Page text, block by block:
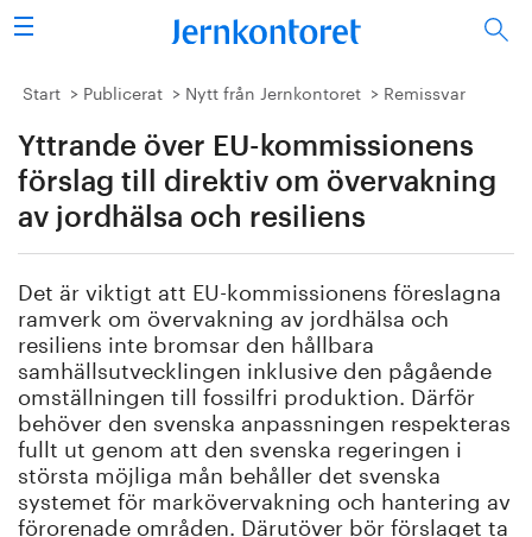
Sök
Stålindustrin
Vision 2050
Forskning/utbildning
Vi tycker
Publicerat
Bildbank
Om oss
Start Publicerat Nytt från Jernkontoret Remissvar
Yttrande över EU-kommissionens
förslag till direktiv om övervakning
av jordhälsa och resiliens
Det är viktigt att EU-kommissionens föreslagna
ramverk om övervakning av jordhälsa och
resiliens inte bromsar den hållbara
samhällsutvecklingen inklusive den pågående
omställningen till fossilfri produktion. Därför
behöver den svenska anpassningen respekteras
fullt ut genom att den svenska regeringen i
största möjliga mån behåller det svenska
systemet för markövervakning och hantering av
förorenade områden. Därutöver bör förslaget ta